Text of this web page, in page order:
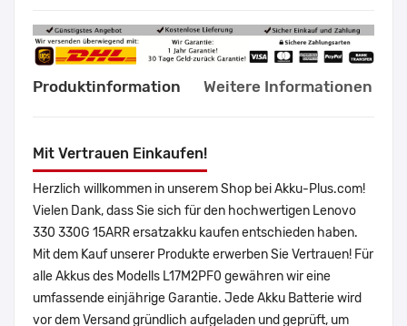
Produktinformation Weitere Informationen
Mit Vertrauen Einkaufen!
Herzlich willkommen in unserem Shop bei Akku-Plus.com!
Vielen Dank, dass Sie sich für den hochwertigen Lenovo
330 330G 15ARR ersatzakku kaufen entschieden haben.
Mit dem Kauf unserer Produkte erwerben Sie Vertrauen! Für
alle Akkus des Modells L17M2PF0 gewähren wir eine
umfassende einjährige Garantie. Jede Akku Batterie wird
vor dem Versand gründlich aufgeladen und geprüft, um